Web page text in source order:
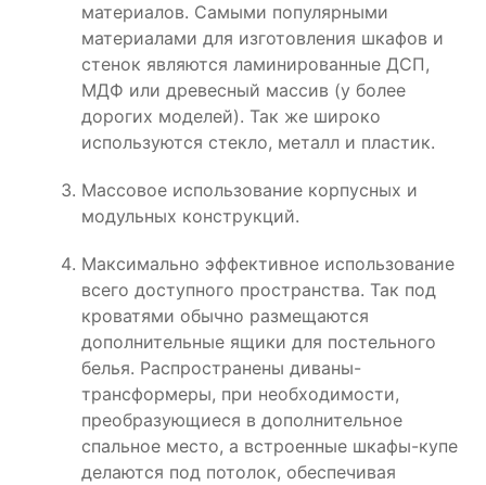
материалов. Самыми популярными
материалами для изготовления шкафов и
стенок являются ламинированные ДСП,
МДФ или древесный массив (у более
дорогих моделей). Так же широко
используются стекло, металл и пластик.
Массовое использование корпусных и
модульных конструкций.
Максимально эффективное использование
всего доступного пространства. Так под
кроватями обычно размещаются
дополнительные ящики для постельного
белья. Распространены диваны-
трансформеры, при необходимости,
преобразующиеся в дополнительное
спальное место, а встроенные шкафы-купе
делаются под потолок, обеспечивая